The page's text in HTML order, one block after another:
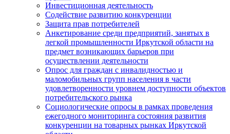
Инвестиционная деятельность
Содействие развитию конкуренции
Защита прав потребителей
Анкетирование среди предприятий, занятых в
легкой промышленности Иркутской области на
предмет возникающих барьеров при
осуществлении деятельности
Опрос для граждан с инвалидностью и
маломобильных групп населения в части
удовлетворенности уровнем доступности объектов
потребительского рынка
Социологические опросы в рамках проведения
ежегодного мониторинга состояния развития
конкуренции на товарных рынках Иркутской